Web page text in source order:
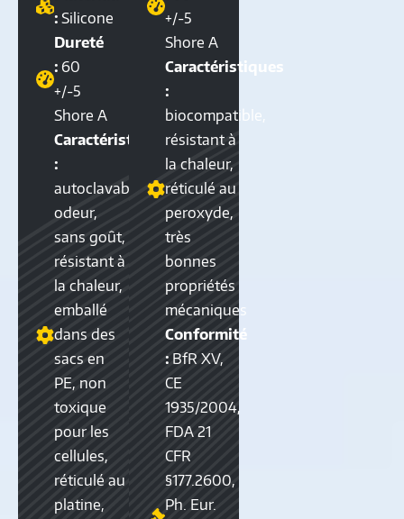
: Silicone
Dureté
: 60
+/-5
Shore A
Caractéristiques
:
autoclavable,sans
odeur,
sans goût,
résistant à
la chaleur,
emballé
dans des
sacs en
PE, non
toxique
pour les
cellules,
réticulé au
platine,
+/-5
Shore A
Caractéristiques
:
biocompatible,
résistant à
la chaleur,
réticulé au
peroxyde,
très
bonnes
propriétés
mécaniques
Conformité
: BfR XV,
CE
1935/2004,
FDA 21
CFR
§177.2600,
Ph. Eur.